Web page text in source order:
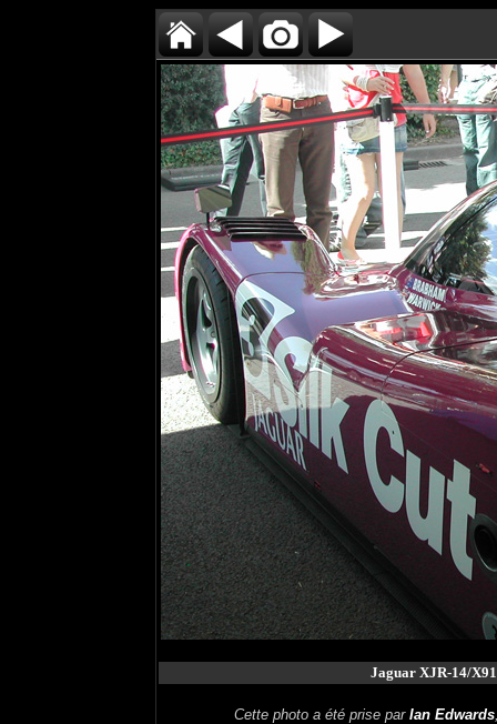
Jaguar XJR-14/X91
Cette photo a été prise par Ian Edwards